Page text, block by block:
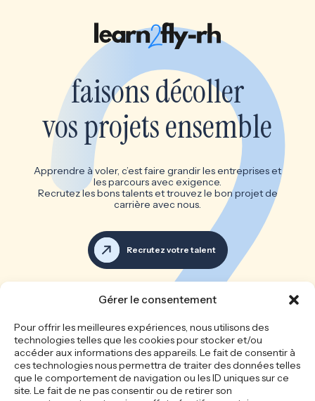
Gérer le consentement
Pour offrir les meilleures expériences, nous utilisons des
technologies telles que les cookies pour stocker et/ou
accéder aux informations des appareils. Le fait de consentir à
ces technologies nous permettra de traiter des données telles
que le comportement de navigation ou les ID uniques sur ce
site. Le fait de ne pas consentir ou de retirer son
faisons décoller
vos projets ensemble
Apprendre à voler, c’est faire grandir les entreprises et
les parcours avec exigence.
Recrutez les bons talents et trouvez le bon projet de
carrière avec nous.
Recrutez votre talent
Les bonnes équipes font les
grandes entreprises
Accueil
Le cabinet